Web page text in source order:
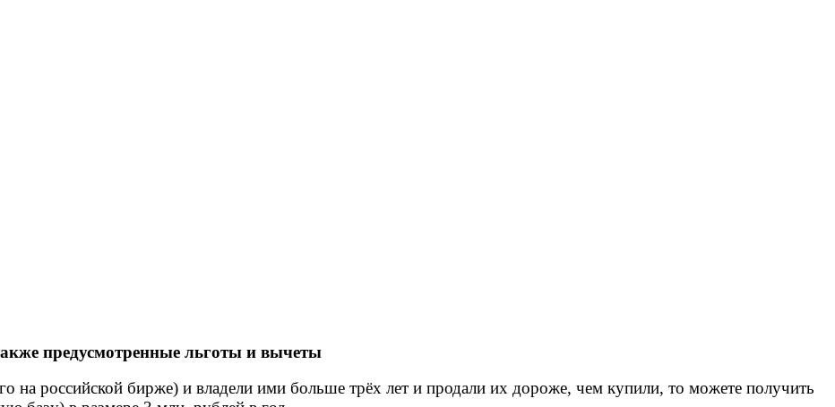
предусмотренные льготы и вычеты
российской бирже) и владели ими больше трёх лет и продали их дороже, чем купили, то можете получить